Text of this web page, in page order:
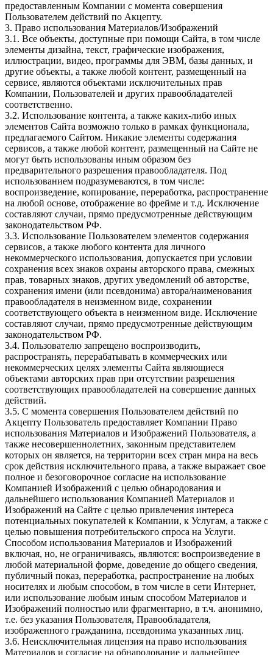
предоставленным Компании с момента совершения
Пользователем действий по Акцепту.
3. Право использования Материалов/Изображений
3.1. Все объекты, доступные при помощи Сайта, в том числе
элементы дизайна, текст, графические изображения,
иллюстрации, видео, программы для ЭВМ, базы данных, и
другие объекты, а также любой контент, размещенный на
сервисе, являются объектами исключительных прав
Компании, Пользователей и других правообладателей
соответственно.
3.2. Использование контента, а также каких-либо иных
элементов Сайта возможно только в рамках функционала,
предлагаемого Сайтом. Никакие элементы содержания
сервисов, а также любой контент, размещенный на Сайте не
могут быть использованы иным образом без
предварительного разрешения правообладателя. Под
использованием подразумеваются, в том числе:
воспроизведение, копирование, переработка, распространение
на любой основе, отображение во фрейме и т.д. Исключение
составляют случаи, прямо предусмотренные действующим
законодательством РФ.
3.3. Использование Пользователем элементов содержания
сервисов, а также любого контента для личного
некоммерческого использования, допускается при условии
сохранения всех знаков охраны авторского права, смежных
прав, товарных знаков, других уведомлений об авторстве,
сохранения имени (или псевдонима) автора/наименования
правообладателя в неизменном виде, сохранении
соответствующего объекта в неизменном виде. Исключение
составляют случаи, прямо предусмотренные действующим
законодательством РФ.
3.4. Пользователю запрещено воспроизводить,
распространять, перерабатывать в коммерческих или
некоммерческих целях элементы Сайта являющиеся
объектами авторских прав при отсутствии разрешения
соответствующих правообладателей на совершение данных
действий.
3.5. С момента совершения Пользователем действий по
Акцепту Пользователь предоставляет Компании Право
использования Материалов и Изображений Пользователя, а
также несовершеннолетних, законным представителем
которых он является, на территории всех стран мира на весь
срок действия исключительного права, а также выражает свое
полное и безоговорочное согласие на использование
Компанией Изображений с целью обнародования и
дальнейшего использования Компанией Материалов и
Изображений на Сайте с целью привлечения интереса
потенциальных покупателей к Компании, к Услугам, а также с
целью повышения потребительского спроса на Услуги.
Способом использования Материалов и Изображений
включая, но, не ограничиваясь, являются: воспроизведение в
любой материальной форме, доведение до общего сведения,
публичный показ, переработка, распространение на любых
носителях и любым способом, в том числе в сети Интернет,
или использование любым иным способом Материалов и
Изображений полностью или фрагментарно, в т.ч. анонимно,
т.е. без указания Пользователя, Правообладателя,
изображенного гражданина, псевдонима указанных лиц.
3.6. Неисключительная лицензия на право использования
Материалов и согласие на обнародование и дальнейшее